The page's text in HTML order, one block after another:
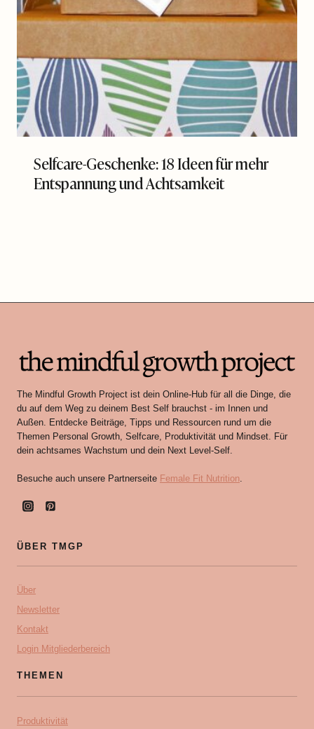
Selfcare-Geschenke: 18 Ideen für mehr
Entspannung und Achtsamkeit
The Mindful Growth Project ist dein Online-Hub für all die Dinge, die
du auf dem Weg zu deinem Best Self brauchst - im Innen und
Außen. Entdecke Beiträge, Tipps und Ressourcen rund um die
Themen Personal Growth, Selfcare, Produktivität und Mindset. Für
dein achtsames Wachstum und dein Next Level-Self.
Besuche auch unsere Partnerseite Female Fit Nutrition.
ÜBER TMGP
Über
Newsletter
Kontakt
Login Mitgliederbereich
THEMEN
Produktivität